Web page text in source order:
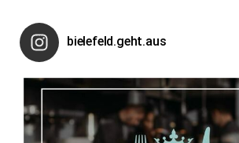
bielefeld.geht.aus